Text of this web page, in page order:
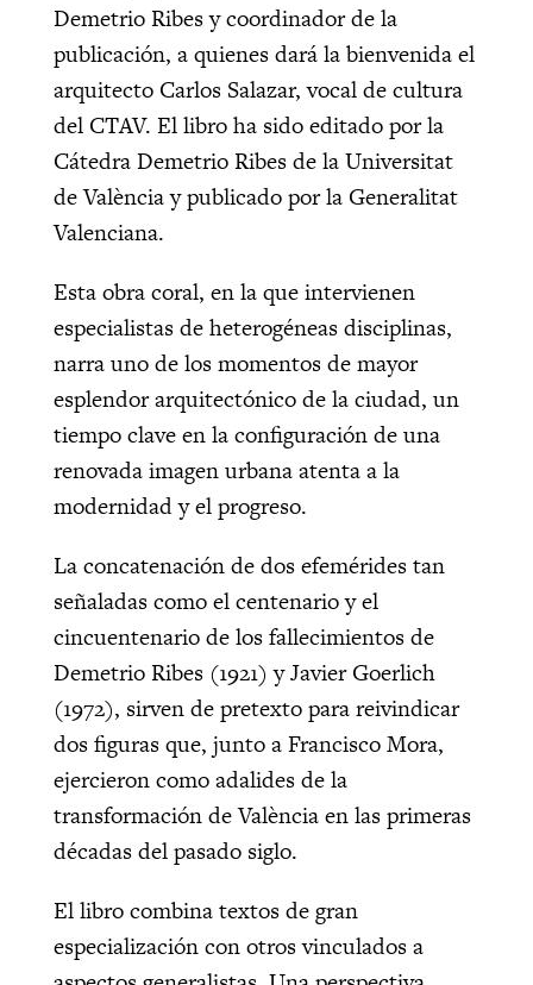
Demetrio Ribes y coordinador de la
publicación, a quienes dará la bienvenida el
arquitecto Carlos Salazar, vocal de cultura
del CTAV. El libro ha sido editado por la
Cátedra Demetrio Ribes de la Universitat
de València y publicado por la Generalitat
Valenciana.
Esta obra coral, en la que intervienen
especialistas de heterogéneas disciplinas,
narra uno de los momentos de mayor
esplendor arquitectónico de la ciudad, un
tiempo clave en la configuración de una
renovada imagen urbana atenta a la
modernidad y el progreso.
La concatenación de dos efemérides tan
señaladas como el centenario y el
cincuentenario de los fallecimientos de
Demetrio Ribes (1921) y Javier Goerlich
(1972), sirven de pretexto para reivindicar
dos figuras que, junto a Francisco Mora,
ejercieron como adalides de la
transformación de València en las primeras
décadas del pasado siglo.
El libro combina textos de gran
especialización con otros vinculados a